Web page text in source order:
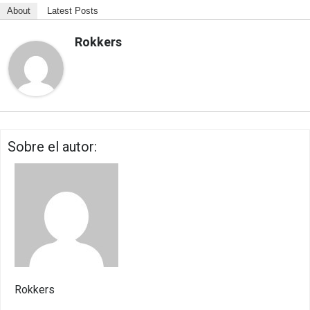
About Latest Posts
Rokkers
Sobre el autor:
Rokkers